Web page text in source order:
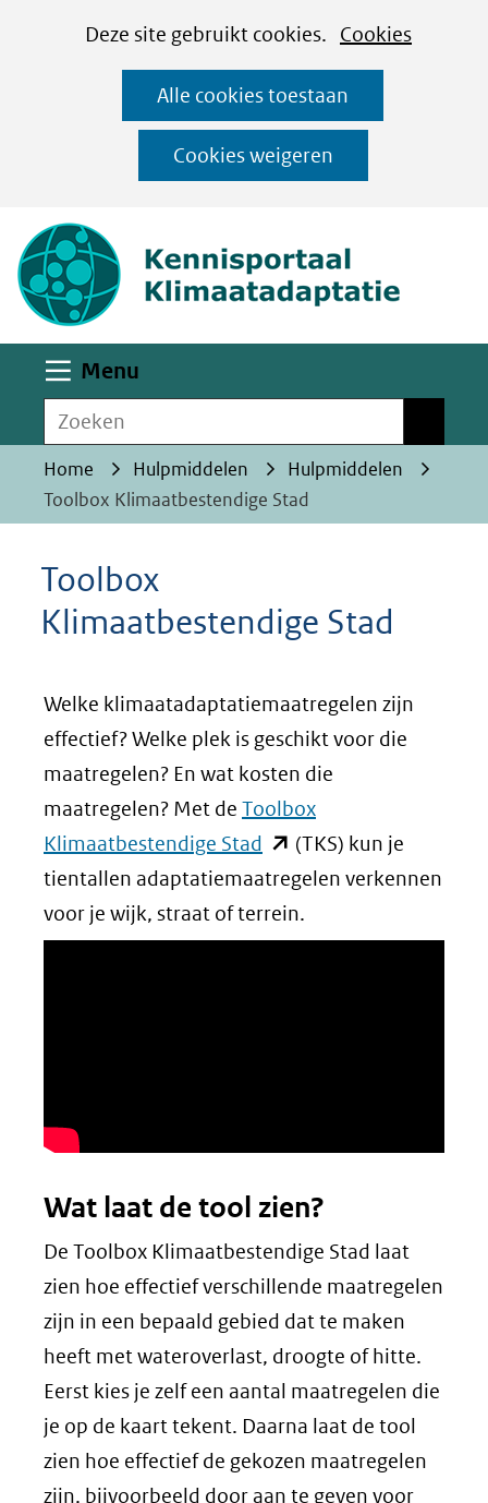
CookiesDeze site gebruikt cookies. Cookies
op
deze
website
worden
toegestaan
geweigerd.
Alle cookies toestaan
Cookies weigeren
Ga
naar
de
inhoud
Menu
Zoeken
Home Hulpmiddelen
Hulpmiddelen
Toolbox Klimaatbestendige Stad
Toolbox
Klimaatbestendige Stad
Welke klimaatadaptatiemaatregelen zijn
effectief? Welke plek is geschikt voor die
maatregelen? En wat kosten die
maatregelen? Met de Toolbox
Klimaatbestendige Stad (opent
in
nieuw
venster)
(TKS) kun je
tientallen adaptatiemaatregelen verkennen
voor je wijk, straat of terrein.
Wat laat de tool zien?
De Toolbox Klimaatbestendige Stad laat
zien hoe effectief verschillende maatregelen
zijn in een bepaald gebied dat te maken
heeft met wateroverlast, droogte of hitte.
Eerst kies je zelf een aantal maatregelen die
je op de kaart tekent. Daarna laat de tool
zien hoe effectief de gekozen maatregelen
zijn, bijvoorbeeld door aan te geven voor